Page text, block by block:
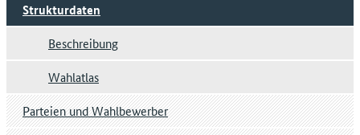
Strukturdaten
Beschreibung
Wahlatlas
Parteien und Wahlbewerber